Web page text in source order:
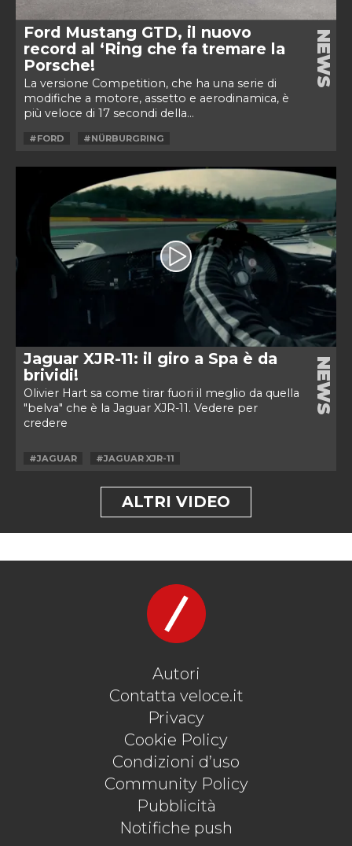
Ford Mustang GTD, il nuovo
record al ‘Ring che fa tremare la
Porsche!
La versione Competition, che ha una serie di
modifiche a motore, assetto e aerodinamica, è
più veloce di 17 secondi della...
NEWS
#FORD #NÜRBURGRING
Jaguar XJR-11: il giro a Spa è da
brividi!
Olivier Hart sa come tirar fuori il meglio da quella
"belva" che è la Jaguar XJR-11. Vedere per
credere
NEWS
#JAGUAR #JAGUAR XJR-11
ALTRI VIDEO
Autori
Contatta veloce.it
Privacy
Cookie Policy
Condizioni d’uso
Community Policy
Pubblicità
Notifiche push